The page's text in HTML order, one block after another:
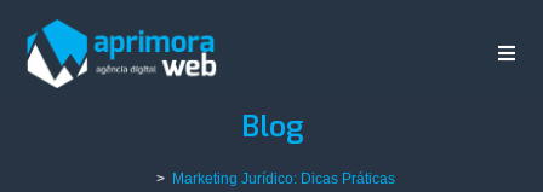
Blog
> Marketing Jurídico: Dicas Práticas